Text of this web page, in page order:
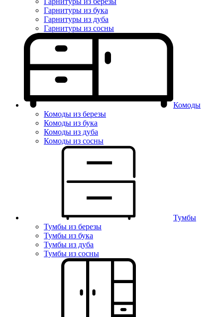
Гарнитуры из бука
Гарнитуры из дуба
Гарнитуры из сосны
Комоды
Комоды из березы
Комоды из бука
Комоды из дуба
Комоды из сосны
Тумбы
Тумбы из березы
Тумбы из бука
Тумбы из дуба
Тумбы из сосны